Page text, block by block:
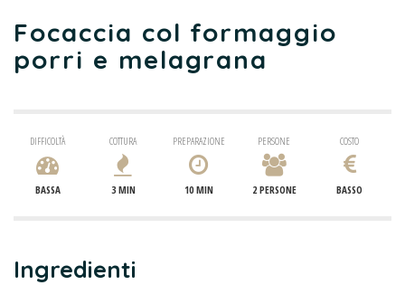
Focaccia col formaggio
porri e melagrana
DIFFICOLTÀ
BASSA
COTTURA
3 MIN
PREPARAZIONE
10 MIN
PERSONE
2 PERSONE
COSTO
BASSO
Ingredienti